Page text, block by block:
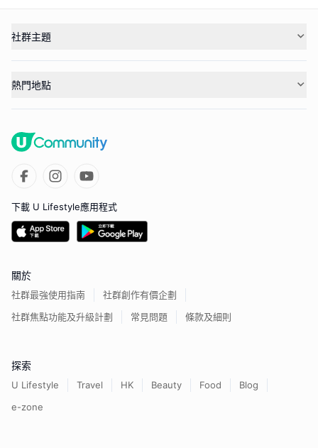
社群主題
熱門地點
下載 U Lifestyle應用程式
關於
社群最強使用指南
社群創作有價企劃
社群焦點功能及升級計劃
常見問題 條款及細則
探索
U Lifestyle Travel HK Beauty Food
Blog
e-zone